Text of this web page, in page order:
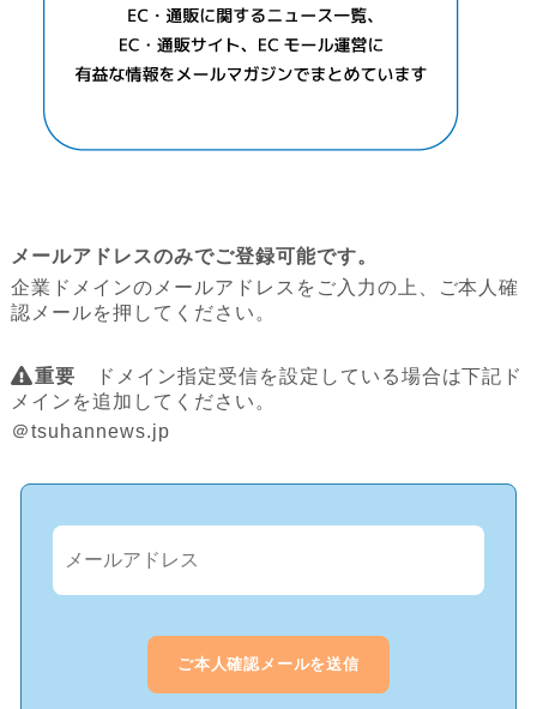
メールアドレスのみでご登録可能です。
企業ドメインのメールアドレスをご入力の上、ご本人確
認メールを押してください。
重要 ドメイン指定受信を設定している場合は下記ド
メインを追加してください。
＠tsuhannews.jp